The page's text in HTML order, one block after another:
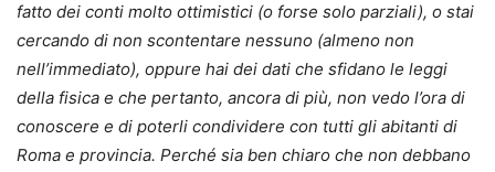
fatto dei conti molto ottimistici (o forse solo parziali), o stai
cercando di non scontentare nessuno (almeno non
nell’immediato), oppure hai dei dati che sfidano le leggi
della fisica e che pertanto, ancora di più, non vedo l’ora di
conoscere e di poterli condividere con tutti gli abitanti di
Roma e provincia. Perché sia ben chiaro che non debbano